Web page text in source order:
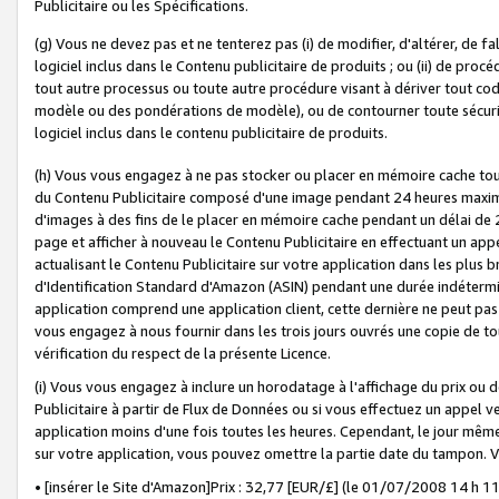
Publicitaire ou les Spécifications.
(g) Vous ne devez pas et ne tenterez pas (i) de modifier, d'altérer, de
logiciel inclus dans le Contenu publicitaire de produits ; ou (ii) de
tout autre processus ou toute autre procédure visant à dériver tout
modèle ou des pondérations de modèle), ou de contourner toute
logiciel inclus dans le contenu publicitaire de produits.
(h) Vous vous engagez à ne pas stocker ou placer en mémoire cache
du Contenu Publicitaire composé d'une image pendant 24 heures
d'images à des fins de le placer en mémoire cache pendant un délai
page et afficher à nouveau le Contenu Publicitaire en effectuant un
actualisant le Contenu Publicitaire sur votre application dans les plus
d'Identification Standard d'Amazon (ASIN) pendant une durée
application comprend une application client, cette dernière ne peut
vous engagez à nous fournir dans les trois jours ouvrés une copie de
vérification du respect de la présente Licence.
(i) Vous vous engagez à inclure un horodatage à l'affichage du prix
Publicitaire à partir de Flux de Données ou si vous effectuez un appel
application moins d'une fois toutes les heures. Cependant, le jour
sur votre application, vous pouvez omettre la partie date du tampon.
• [insérer le Site d'Amazon]Prix : 32,77 [EUR/£] (le 01/07/2008 14 h